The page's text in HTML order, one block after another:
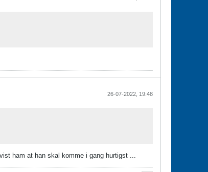
26-07-2022, 19:48
ham at han skal komme i gang hurtigst ...